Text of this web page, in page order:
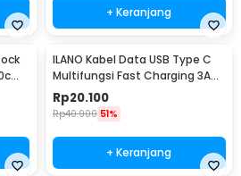
+ Keranjang
ILANO Kabel Data USB Type C
Multifungsi Fast Charging 3A
60W 1.2M - ILC3
Rp20.100
Rp40.900 51%
+ Keranjang